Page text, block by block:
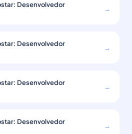
Desenvolvedor
→
Desenvolvedor
→
Desenvolvedor
→
Desenvolvedor
→